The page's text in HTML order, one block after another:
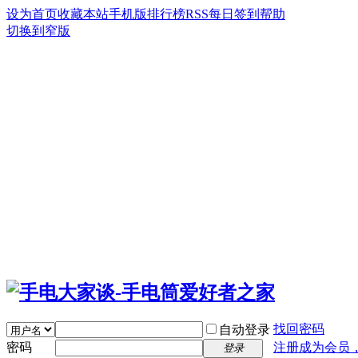
设为首页收藏本站手机版排行榜RSS每日签到 帮助
切换到窄版
自动登录 找回密码
密码
登录 注册成为会员